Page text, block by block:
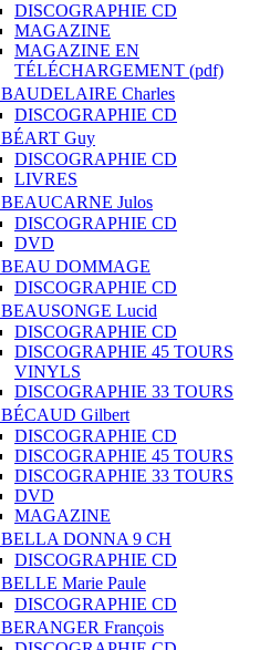
DISCOGRAPHIE CD
MAGAZINE
MAGAZINE EN
TÉLÉCHARGEMENT (pdf)
BAUDELAIRE Charles
DISCOGRAPHIE CD
BÉART Guy
DISCOGRAPHIE CD
LIVRES
BEAUCARNE Julos
DISCOGRAPHIE CD
DVD
BEAU DOMMAGE
DISCOGRAPHIE CD
BEAUSONGE Lucid
DISCOGRAPHIE CD
DISCOGRAPHIE 45 TOURS
VINYLS
DISCOGRAPHIE 33 TOURS
BÉCAUD Gilbert
DISCOGRAPHIE CD
DISCOGRAPHIE 45 TOURS
DISCOGRAPHIE 33 TOURS
DVD
MAGAZINE
BELLA DONNA 9 CH
DISCOGRAPHIE CD
BELLE Marie Paule
DISCOGRAPHIE CD
BERANGER François